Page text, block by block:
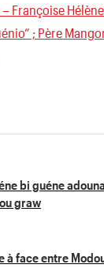
Françoise
; Père
bi guéne
graw
à face entre